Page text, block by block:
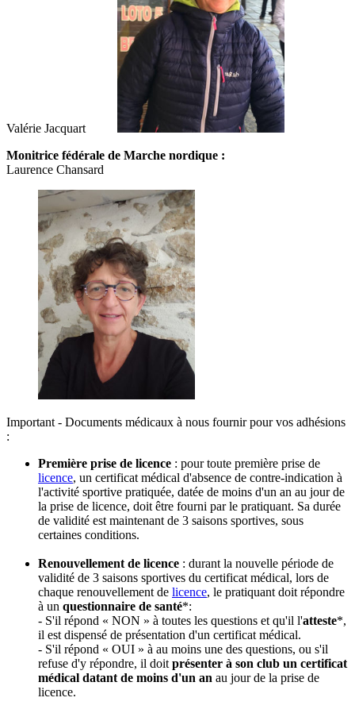
Valérie Jacquart
Monitrice fédérale de Marche nordique :
Laurence Chansard
Important - Documents médicaux à nous fournir pour vos adhésions
:
Première prise de licence : pour toute première prise de
licence, un certificat médical d'absence de contre-indication à
l'activité sportive pratiquée, datée de moins d'un an au jour de
la prise de licence, doit être fourni par le pratiquant. Sa durée
de validité est maintenant de 3 saisons sportives, sous
certaines conditions.
Renouvellement de licence : durant la nouvelle période de
validité de 3 saisons sportives du certificat médical, lors de
chaque renouvellement de licence, le pratiquant doit répondre
à un questionnaire de santé*:
- S'il répond « NON » à toutes les questions et qu'il l'atteste*,
il est dispensé de présentation d'un certificat médical.
- S'il répond « OUI » à au moins une des questions, ou s'il
refuse d'y répondre, il doit présenter à son club un certificat
médical datant de moins d'un an au jour de la prise de
licence.